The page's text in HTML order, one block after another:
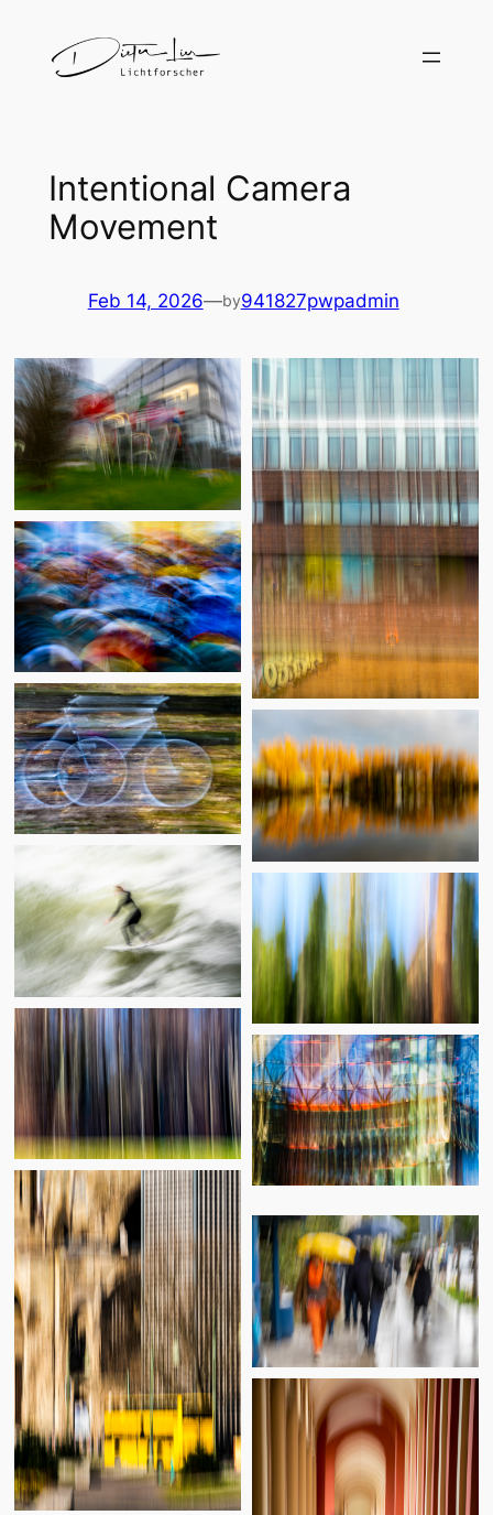
content
Intentional Camera
Movement
Feb 14, 2026—by941827pwpadmin